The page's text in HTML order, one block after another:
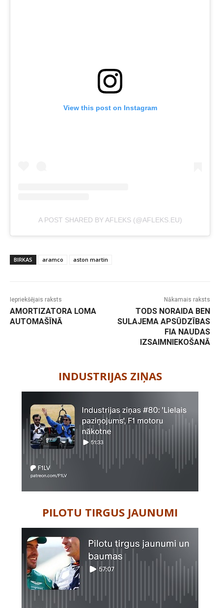
View this post on Instagram
A POST SHARED BY AFLEKS (@AFLEKS.EU)
BIRKAS aramco aston martin
Iepriekšējais raksts
AMORTIZATORA LOMA
AUTOMAŠĪNĀ
Nākamais raksts
TODS NORAIDA BEN
SULAJEMA APSŪDZĪBAS
FIA NAUDAS
IZSAIMNIEKOŠANĀ
INDUSTRIJAS ZIŅAS
PILOTU TIRGUS JAUNUMI